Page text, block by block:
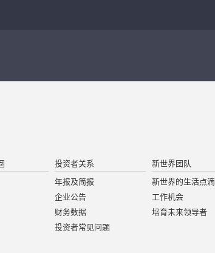
投资者关系
年报及简报
企业公告
财务数据
投资者常见问题
新世界团队
新世界的生活点滴
工作机会
培育未来领导者